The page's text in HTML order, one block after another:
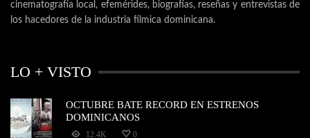
cinematografía local, efemérides, biografías, reseñas y entrevistas de
los hacedores de la industria fílmica dominicana.
LO + VISTO
OCTUBRE BATE RECORD EN ESTRENOS
DOMINICANOS
12.4K 0